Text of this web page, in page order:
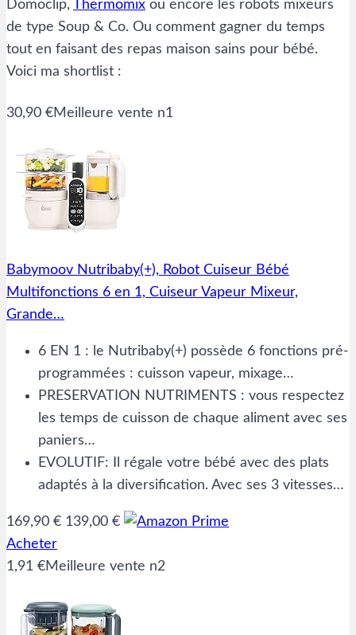
Domoclip, Thermomix ou encore les robots mixeurs
de type Soup & Co. Ou comment gagner du temps
tout en faisant des repas maison sains pour bébé.
Voici ma shortlist :
30,90 €Meilleure vente n1
Babymoov Nutribaby(+), Robot Cuiseur Bébé
Multifonctions 6 en 1, Cuiseur Vapeur Mixeur,
Grande…
6 EN 1 : le Nutribaby(+) possède 6 fonctions pré-
programmées : cuisson vapeur, mixage…
PRESERVATION NUTRIMENTS : vous respectez
les temps de cuisson de chaque aliment avec ses
paniers…
EVOLUTIF: Il régale votre bébé avec des plats
adaptés à la diversification. Avec ses 3 vitesses…
169,90 € 139,00 €
Acheter
1,91 €Meilleure vente n2